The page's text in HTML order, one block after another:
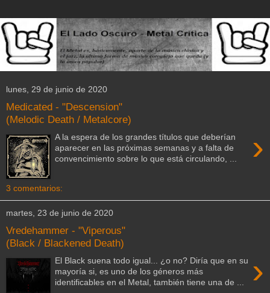
lunes, 29 de junio de 2020
Medicated - "Descension"
(Melodic Death / Metalcore)
›
A la espera de los grandes títulos que deberían
aparecer en las próximas semanas y a falta de
convencimiento sobre lo que está circulando, ...
3 comentarios:
martes, 23 de junio de 2020
Vredehammer - "Viperous"
(Black / Blackened Death)
›
El Black suena todo igual... ¿o no? Diría que en su
mayoría si, es uno de los géneros más
identificables en el Metal, también tiene una de ...